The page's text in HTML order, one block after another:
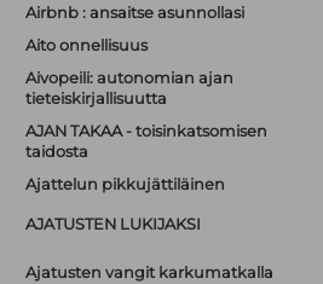
Airbnb : ansaitse asunnollasi
Aito onnellisuus
Aivopeili: autonomian ajan
tieteiskirjallisuutta
AJAN TAKAA - toisinkatsomisen
taidosta
Ajattelun pikkujättiläinen
AJATUSTEN LUKIJAKSI
Ajatusten vangit karkumatkalla